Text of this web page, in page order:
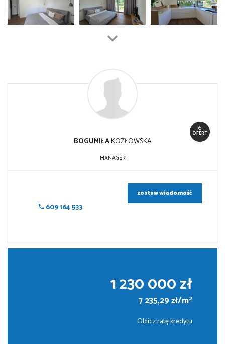
6
OFERT
BOGUMIŁAKOZŁOWSKA
MANAGER
609 164 533
zostaw wiadomość
1 230 000 zł
7 235,29 zł/m2
Oblicz ratę kredytu